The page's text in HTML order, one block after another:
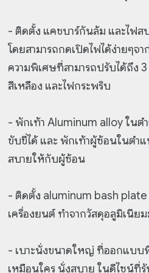
- ติดตั้ง แคชบาร์กันล้ม และไฟส
โดยสามารถกดเปิดไฟได้ง่ายๆ
ความพิเศษที่สามารถปรับได้ถึง
สีเหลือง และไฟกระพริบ
- พักเท้า Aluminum alloy ใน
ขับขี่ได้ และ พักเท้าผู้ซ้อนในตำ
สบายให้กับผู้ซ้อน
- ติดตั้ง aluminum bash
เครื่องยนต์ ทำจากวัสดุอลูมิเนีย
- เบาะนั่งขนาดใหญ่ ที่ออกแบบ
เหมือนใคร นั่งสบาย ในดีไซน์ที่